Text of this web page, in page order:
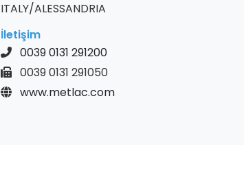
ITALY/ALESSANDRIA
İletişim
0039 0131 291200
0039 0131 291050
www.metlac.com